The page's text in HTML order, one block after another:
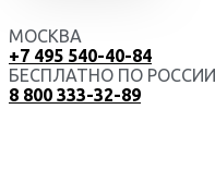
МОСКВА
+7 495 540-40-84
БЕСПЛАТНО ПО РОССИИ
8 800 333-32-89